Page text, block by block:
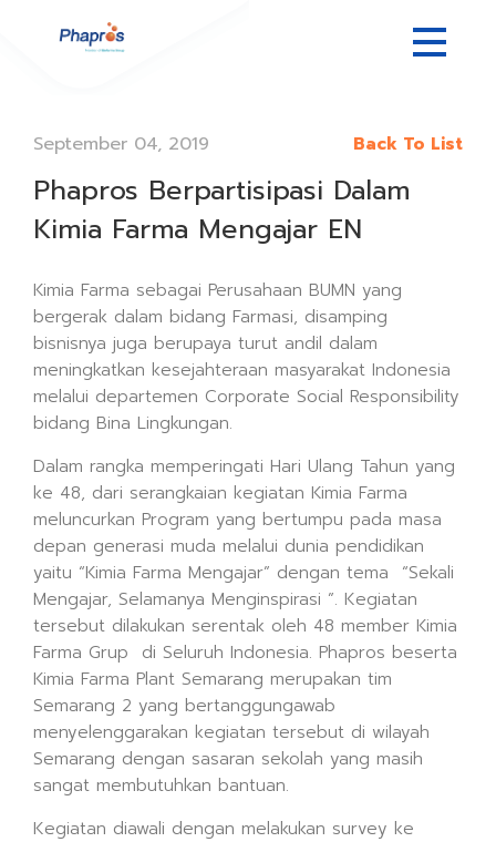
September 04, 2019 Back To List
Phapros Berpartisipasi Dalam
Kimia Farma Mengajar EN
Kimia Farma sebagai Perusahaan BUMN yang
bergerak dalam bidang Farmasi, disamping
bisnisnya juga berupaya turut andil dalam
meningkatkan kesejahteraan masyarakat Indonesia
melalui departemen Corporate Social Responsibility
bidang Bina Lingkungan.
Dalam rangka memperingati Hari Ulang Tahun yang
ke 48, dari serangkaian kegiatan Kimia Farma
meluncurkan Program yang bertumpu pada masa
depan generasi muda melalui dunia pendidikan
yaitu “Kimia Farma Mengajar” dengan tema “Sekali
Mengajar, Selamanya Menginspirasi ”. Kegiatan
tersebut dilakukan serentak oleh 48 member Kimia
Farma Grup di Seluruh Indonesia. Phapros beserta
Kimia Farma Plant Semarang merupakan tim
Semarang 2 yang bertanggungawab
menyelenggarakan kegiatan tersebut di wilayah
Semarang dengan sasaran sekolah yang masih
sangat membutuhkan bantuan.
Kegiatan diawali dengan melakukan survey ke